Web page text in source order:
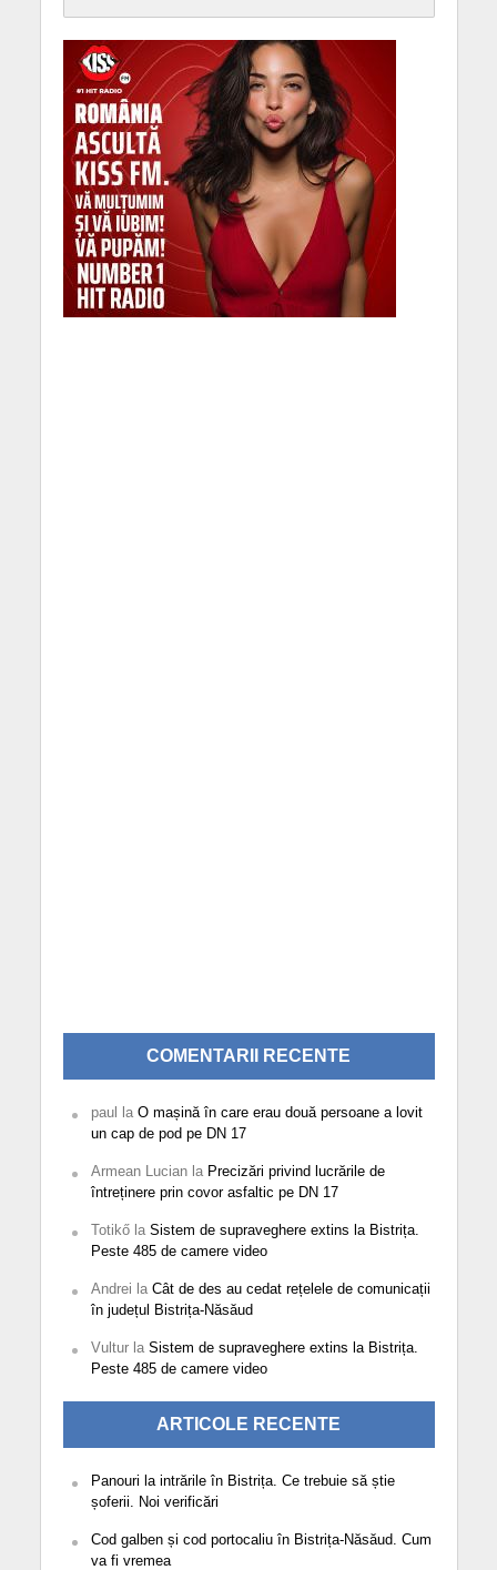
COMENTARII RECENTE
paul la O mașină în care erau două persoane a lovit
un cap de pod pe DN 17
Armean Lucianla Precizări privind lucrările de
întreținere prin covor asfaltic pe DN 17
Totikőla Sistem de supraveghere extins la Bistrița.
Peste 485 de camere video
Andrei la Cât de des au cedat rețelele de comunicații
în județul Bistrița-Năsăud
Vulturla Sistem de supraveghere extins la Bistrița.
Peste 485 de camere video
ARTICOLE RECENTE
Panouri la intrările în Bistrița. Ce trebuie să știe
șoferii. Noi verificări
Cod galben și cod portocaliu în Bistrița-Năsăud. Cum
va fi vremea